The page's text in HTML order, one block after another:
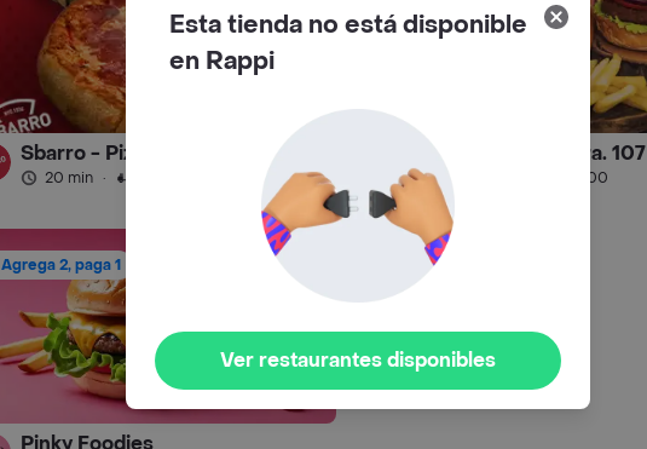
Sbarro - Pizza
20 min ·
Burger Dogss Cra. 107
$ 13.900
Agrega 2, paga 1
Pinky Foodies
Esta tienda no está disponible
en Rappi
Ver restaurantes disponibles